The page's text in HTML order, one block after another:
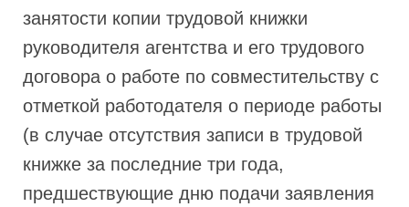
занятости копии трудовой книжки
руководителя агентства и его трудового
договора о работе по совместительству с
отметкой работодателя о периоде работы
(в случае отсутствия записи в трудовой
книжке за последние три года,
предшествующие дню подачи заявления